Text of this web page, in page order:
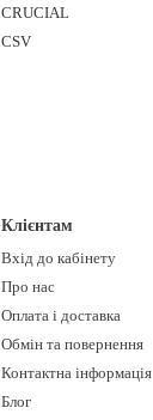
CRUCIAL
CSV
Клієнтам
Вхід до кабінету
Про нас
Оплата і доставка
Обмін та повернення
Контактна інформація
Блог